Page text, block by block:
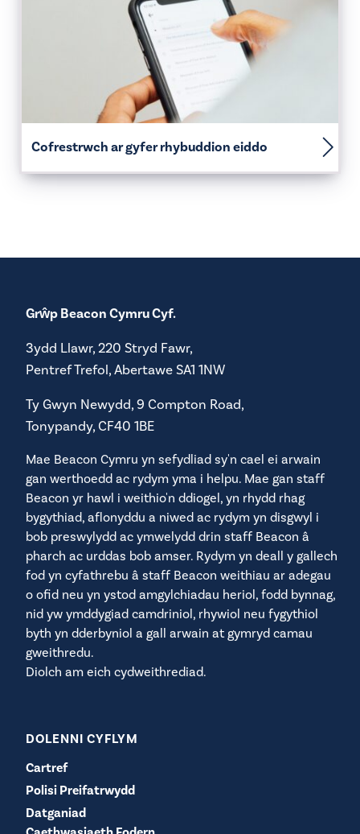
Cofrestrwch ar gyfer rhybuddion eiddo
Grŵp Beacon Cymru Cyf.
3ydd Llawr, 220 Stryd Fawr,
Pentref Trefol, Abertawe SA1 1NW
Ty Gwyn Newydd, 9 Compton Road,
Tonypandy, CF40 1BE
Mae Beacon Cymru yn sefydliad sy'n cael ei arwain
gan werthoedd ac rydym yma i helpu. Mae gan staff
Beacon yr hawl i weithio'n ddiogel, yn rhydd rhag
bygythiad, aflonyddu a niwed ac rydym yn disgwyl i
bob preswylydd ac ymwelydd drin staff Beacon â
pharch ac urddas bob amser. Rydym yn deall y gallech
fod yn cyfathrebu â staff Beacon weithiau ar adegau
o ofid neu yn ystod amgylchiadau heriol, fodd bynnag,
nid yw ymddygiad camdriniol, rhywiol neu fygythiol
byth yn dderbyniol a gall arwain at gymryd camau
gweithredu.
Diolch am eich cydweithrediad.
DOLENNI CYFLYM
Cartref
Polisi Preifatrwydd
Datganiad